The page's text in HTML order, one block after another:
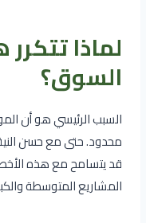
لماذا
السوق؟
السبب الرئيسي هو أن
محدود. حتى مع حسن
قد يتسامح مع هذه
المشاريع المتوسطة